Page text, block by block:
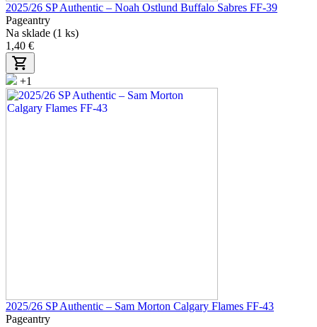
2025/26 SP Authentic – Noah Ostlund Buffalo Sabres FF-39
Pageantry
Na sklade (1 ks)
1,40 €
+1
2025/26 SP Authentic – Sam Morton Calgary Flames FF-43
Pageantry